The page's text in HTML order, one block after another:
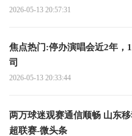
2026-05-13 20:57:31
焦点热门:停办演唱会近2年，
司
2026-05-13 20:33:44
两万球迷观赛通信顺畅 山东
超联赛-微头条